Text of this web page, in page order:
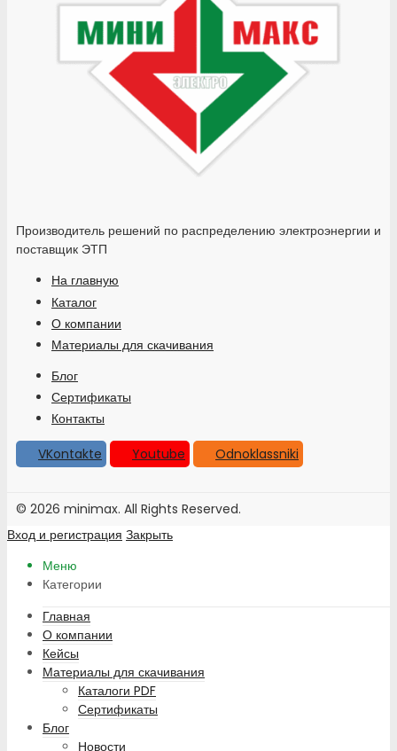
Производитель решений по распределению электроэнергии и
поставщик ЭТП
На главную
Каталог
О компании
Материалы для скачивания
Блог
Сертификаты
Контакты
VKontakte
Youtube Odnoklassniki
© 2026 minimax. All Rights Reserved.
Вход и регистрация Закрыть
Меню
Категории
Главная
О компании
Кейсы
Материалы для скачивания
Каталоги PDF
Сертификаты
Блог
Новости